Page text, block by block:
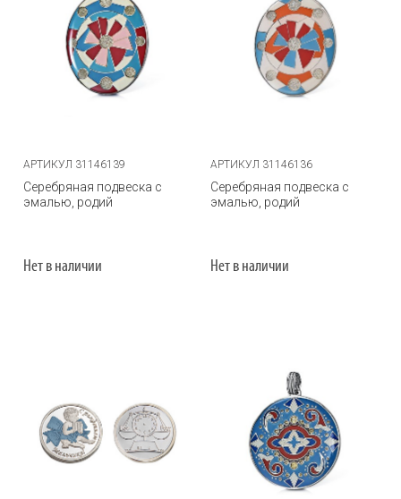
АРТИКУЛ 31146139
Серебряная подвеска с
эмалью, родий
Нет в наличии
АРТИКУЛ 31146136
Серебряная подвеска с
эмалью, родий
Нет в наличии